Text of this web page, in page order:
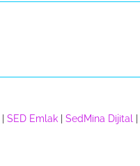
SED Emlak SedMina Dijital